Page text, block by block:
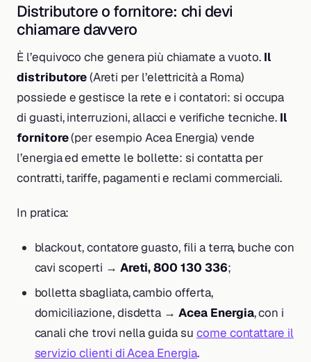
Distributore o fornitore: chi devi
chiamare davvero
È l’equivoco che genera più chiamate a vuoto. Il
distributore(Areti per l’elettricità a Roma)
possiede e gestisce la rete e i contatori: si occupa
di guasti, interruzioni, allacci e verifiche tecniche. Il
fornitore(per esempio Acea Energia) vende
l’energia ed emette le bollette: si contatta per
contratti, tariffe, pagamenti e reclami commerciali.
In pratica:
blackout, contatore guasto, fili a terra, buche con
cavi scoperti → Areti, 800 130 336;
bolletta sbagliata, cambio offerta,
domiciliazione, disdetta →Acea Energia, con i
canali che trovi nella guida su come contattare il
servizio clienti di Acea Energia.